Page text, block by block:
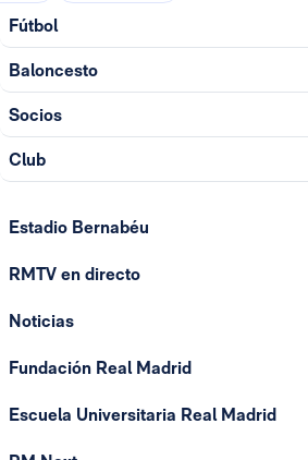
Fútbol
Baloncesto
Socios
Club
Estadio Bernabéu
RMTV en directo
Noticias
Fundación Real Madrid
Escuela Universitaria Real Madrid